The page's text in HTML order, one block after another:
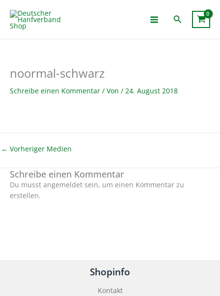
Inhalt
springen
Suchen
noormal-schwarz
Schreibe einen Kommentar / Von / 24. August 2018
← Vorheriger Medien
Schreibe einen Kommentar
Du musst angemeldet sein, um einen Kommentar zu
erstellen.
Shopinfo
Kontakt